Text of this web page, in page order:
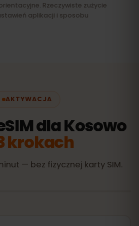
Rzeczywiste zużycie
aplikacji i sposobu
AKTYWACJA
dla Kosowo
krokach
— bez fizycznej karty SIM.